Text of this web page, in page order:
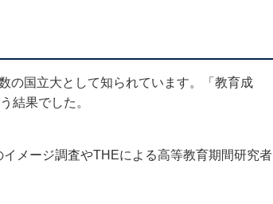
の国立大として知られています。「教育成
結果でした。
メージ調査やTHEによる高等教育期間研究者